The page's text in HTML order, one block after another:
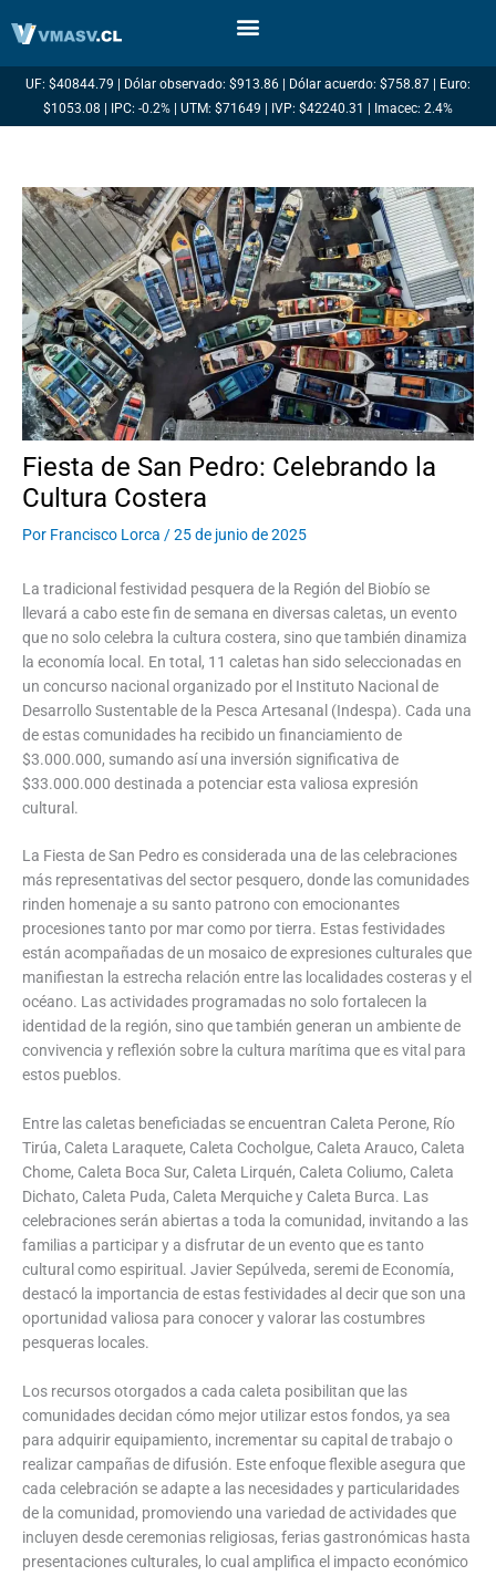
UF: $40844.79 | Dólar observado: $913.86 | Dólar acuerdo: $758.87 | Euro:
$1053.08 | IPC: -0.2% | UTM: $71649 | IVP: $42240.31 | Imacec: 2.4%
Fiesta de San Pedro: Celebrando la
Cultura Costera
Por Francisco Lorca /25 de junio de 2025
La tradicional festividad pesquera de la Región del Biobío se
llevará a cabo este fin de semana en diversas caletas, un evento
que no solo celebra la cultura costera, sino que también dinamiza
la economía local. En total, 11 caletas han sido seleccionadas en
un concurso nacional organizado por el Instituto Nacional de
Desarrollo Sustentable de la Pesca Artesanal (Indespa). Cada una
de estas comunidades ha recibido un financiamiento de
$3.000.000, sumando así una inversión significativa de
$33.000.000 destinada a potenciar esta valiosa expresión
cultural.
La Fiesta de San Pedro es considerada una de las celebraciones
más representativas del sector pesquero, donde las comunidades
rinden homenaje a su santo patrono con emocionantes
procesiones tanto por mar como por tierra. Estas festividades
están acompañadas de un mosaico de expresiones culturales que
manifiestan la estrecha relación entre las localidades costeras y el
océano. Las actividades programadas no solo fortalecen la
identidad de la región, sino que también generan un ambiente de
convivencia y reflexión sobre la cultura marítima que es vital para
estos pueblos.
Entre las caletas beneficiadas se encuentran Caleta Perone, Río
Tirúa, Caleta Laraquete, Caleta Cocholgue, Caleta Arauco, Caleta
Chome, Caleta Boca Sur, Caleta Lirquén, Caleta Coliumo, Caleta
Dichato, Caleta Puda, Caleta Merquiche y Caleta Burca. Las
celebraciones serán abiertas a toda la comunidad, invitando a las
familias a participar y a disfrutar de un evento que es tanto
cultural como espiritual. Javier Sepúlveda, seremi de Economía,
destacó la importancia de estas festividades al decir que son una
oportunidad valiosa para conocer y valorar las costumbres
pesqueras locales.
Los recursos otorgados a cada caleta posibilitan que las
comunidades decidan cómo mejor utilizar estos fondos, ya sea
para adquirir equipamiento, incrementar su capital de trabajo o
realizar campañas de difusión. Este enfoque flexible asegura que
cada celebración se adapte a las necesidades y particularidades
de la comunidad, promoviendo una variedad de actividades que
incluyen desde ceremonias religiosas, ferias gastronómicas hasta
presentaciones culturales, lo cual amplifica el impacto económico